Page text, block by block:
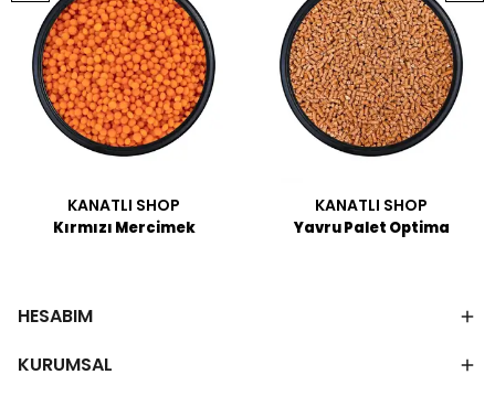
KANATLI SHOP
Kırmızı Mercimek
KANATLI SHOP
Yavru Palet Optima
HESABIM
KURUMSAL